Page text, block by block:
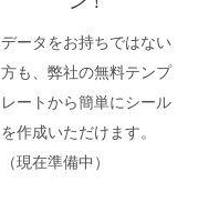
データをお持ちではない
方も、弊社の無料テンプ
レートから簡単にシール
を作成いただけます。
（現在準備中）